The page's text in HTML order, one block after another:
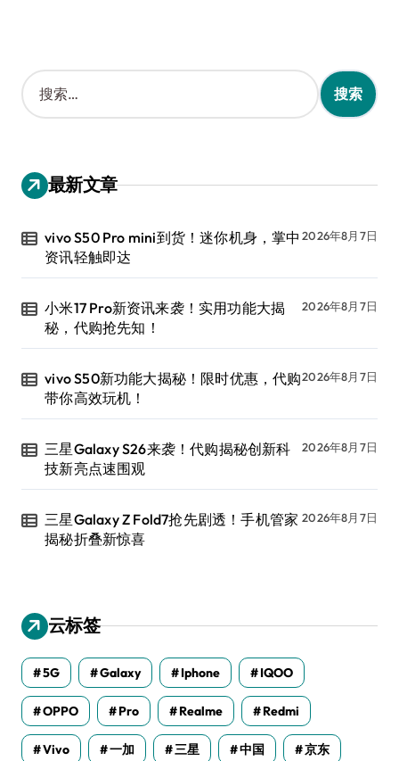
搜
索
：
最新文章
vivo S50 Pro mini到货！迷你机身，掌中
资讯轻触即达
2026年8月7日
小米17 Pro新资讯来袭！实用功能大揭
秘，代购抢先知！
2026年8月7日
vivo S50新功能大揭秘！限时优惠，代购
带你高效玩机！
2026年8月7日
三星Galaxy S26来袭！代购揭秘创新科
技新亮点速围观
2026年8月7日
三星Galaxy Z Fold7抢先剧透！手机管家
揭秘折叠新惊喜
2026年8月7日
云标签
5G Galaxy Iphone IQOO
OPPO Pro Realme Redmi
Vivo 一加 三星 中国 京东